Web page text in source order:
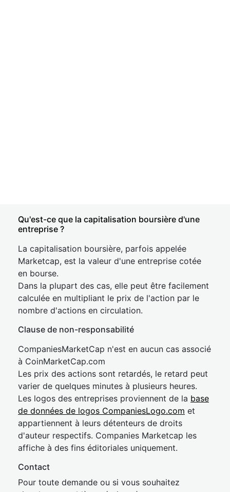
Qu'est-ce que la capitalisation boursière d'une
entreprise ?
La capitalisation boursière, parfois appelée
Marketcap, est la valeur d'une entreprise cotée
en bourse.
Dans la plupart des cas, elle peut être facilement
calculée en multipliant le prix de l'action par le
nombre d'actions en circulation.
Clause de non-responsabilité
CompaniesMarketCap n'est en aucun cas associé
à CoinMarketCap.com
Les prix des actions sont retardés, le retard peut
varier de quelques minutes à plusieurs heures.
Les logos des entreprises proviennent de la base
de données de logos CompaniesLogo.com et
appartiennent à leurs détenteurs de droits
d'auteur respectifs. Companies Marketcap les
affiche à des fins éditoriales uniquement.
Contact
Pour toute demande ou si vous souhaitez